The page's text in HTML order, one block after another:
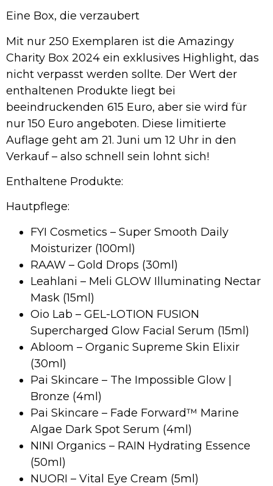
Eine Box, die verzaubert
Mit nur 250 Exemplaren ist die Amazingy
Charity Box 2024 ein exklusives Highlight, das
nicht verpasst werden sollte. Der Wert der
enthaltenen Produkte liegt bei
beeindruckenden 615 Euro, aber sie wird für
nur 150 Euro angeboten. Diese limitierte
Auflage geht am 21. Juni um 12 Uhr in den
Verkauf – also schnell sein lohnt sich!
Enthaltene Produkte:
Hautpflege:
FYI Cosmetics – Super Smooth Daily
Moisturizer (100ml)
RAAW – Gold Drops (30ml)
Leahlani – Meli GLOW Illuminating Nectar
Mask (15ml)
Oio Lab – GEL-LOTION FUSION
Supercharged Glow Facial Serum (15ml)
Abloom – Organic Supreme Skin Elixir
(30ml)
Pai Skincare – The Impossible Glow |
Bronze (4ml)
Pai Skincare – Fade Forward™ Marine
Algae Dark Spot Serum (4ml)
NINI Organics – RAIN Hydrating Essence
(50ml)
NUORI – Vital Eye Cream (5ml)